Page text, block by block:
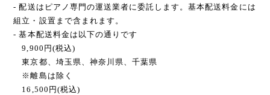
- 配送はピアノ専門の運送業者に委託します。基本配送料金には
組立・設置まで含まれます。
- 基本配送料金は以下の通りです
9,900円(税込)
東京都、埼玉県、神奈川県、千葉県
※離島は除く
16,500円(税込)